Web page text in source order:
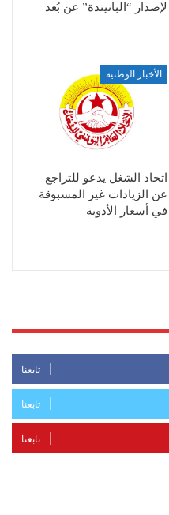
لإصدار “الباتيندة” عن بُعد
الأخبار الوطنية
اتحاد الشغل يدعو للتراجع
عن الزيادات غير المسبوقة
في أسعار الأدوية
تابعنا
تابعنا
تابعنا